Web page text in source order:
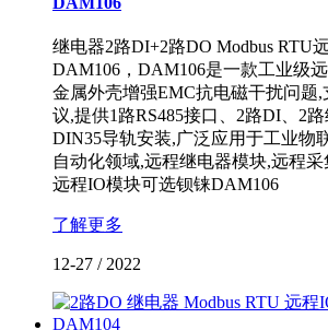
继电器2路DI+2路DO Modbus RTU
DAM106，DAM106是一款工业级
金属外壳增强EMC抗电磁干扰问题,
议,提供1路RS485接口、2路DI、2
DIN35导轨安装,广泛应用于工业物
自动化领域,远程继电器模块,远程采
远程IO模块可选钡铼DAM106
了解更多
12-27 / 2022